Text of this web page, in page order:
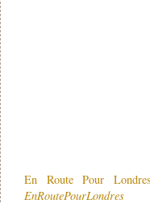
En Route Pour
EnRoutePourLondres